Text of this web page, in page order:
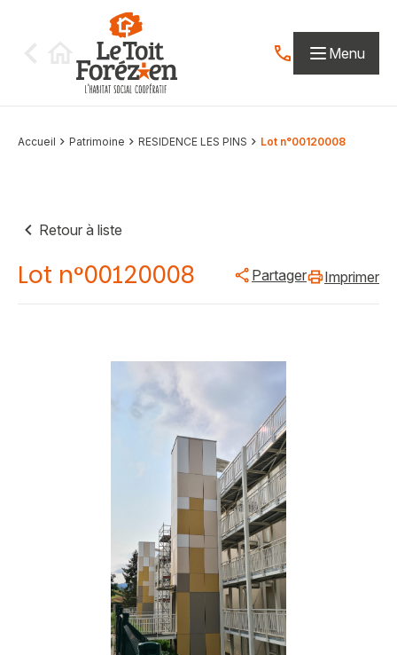
Contactez-nous
Menu
Accueil Patrimoine RESIDENCE LES PINS Lot n°00120008
Retour à liste
Lot n°00120008 Partager Imprimer